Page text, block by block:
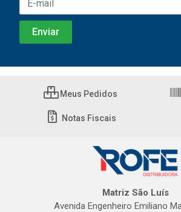
Meus Pedidos
Notas Fiscais
Matriz São Luís
Avenida Engenheiro Emiliano